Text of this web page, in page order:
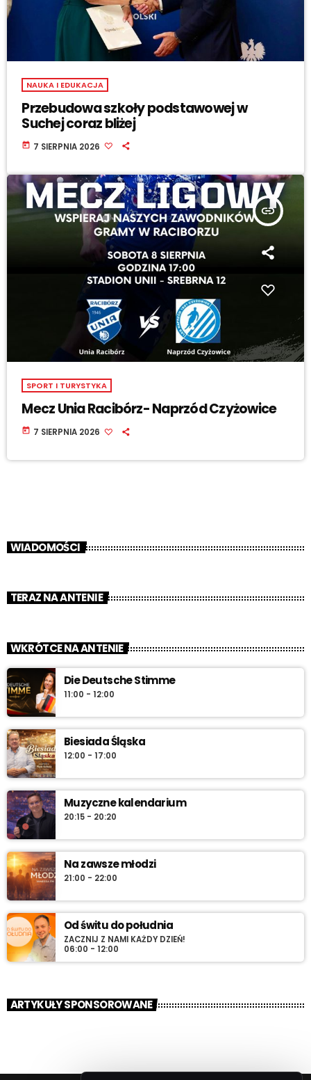
NAUKA I EDUKACJA
Przebudowa szkoły podstawowej w
Suchej coraz bliżej
today 7 SIERPNIA 2026
insert_link
SPORT I TURYSTYKA
Mecz Unia Racibórz- Naprzód Czyżowice
today 7 SIERPNIA 2026
WIADOMOŚCI
TERAZ NA ANTENIE
WKRÓTCE NA ANTENIE
Die Deutsche Stimme
11:00 - 12:00
Biesiada Śląska
12:00 - 17:00
Muzyczne kalendarium
20:15 - 20:20
Na zawsze młodzi
21:00 - 22:00
Od świtu do południa
ZACZNIJ Z NAMI KAŻDY DZIEŃ!
06:00 - 12:00
ARTYKUŁY SPONSOROWANE